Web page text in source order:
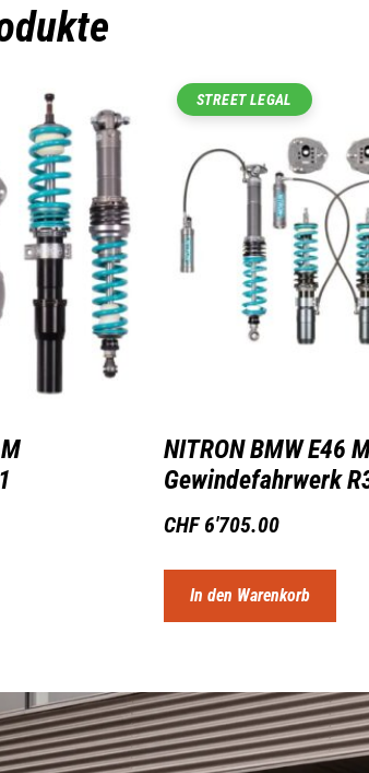
STREET LEGAL
NITRON BMW E46
Gewindefahrwerk
CHF6'705.00
In den Warenkorb